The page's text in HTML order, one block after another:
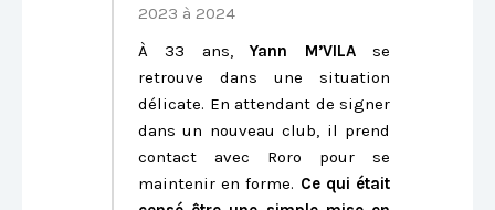
2023 à 2024
À 33 ans,Yann M’VILAse
retrouve dans une situation
délicate. En attendant de signer
dans un nouveau club, il prend
contact avec Roro pour se
maintenir en forme. Ce qui était